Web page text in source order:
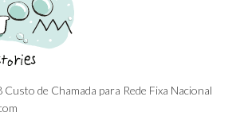
de Chamada para Rede Fixa Nacional